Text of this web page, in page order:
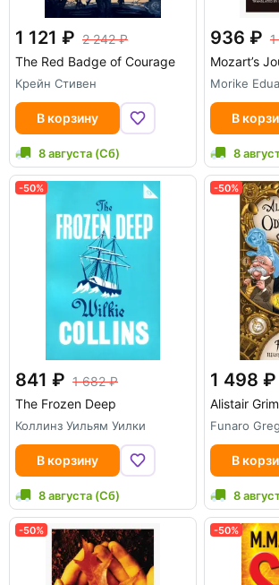
1 121
2 242
The Red Badge of Courage
Крейн Стивен
В корзину
8 августа (Сб)
936
Mozart’s
Morike
В
8
-50%
841
1 682
The Frozen Deep
Коллинз Уильям Уилки
В корзину
8 августа (Сб)
-50%
1 498
Alistair
Funaro
В
8
-50% -50%